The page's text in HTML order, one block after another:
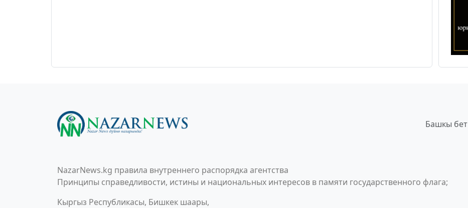
Башкы бет
NazarNews.kg правила внутреннего распорядка агентства
Принципы справедливости, истины и национальных интересов в памяти государственного флага;
Кыргыз Республикасы, Бишкек шаары,